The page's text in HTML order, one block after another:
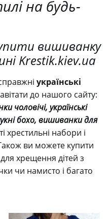
на будь-
вишиванку
Krestik.kiev.ua
українські
до нашого сайту:
чоловічі, українські
бохо, вишиванки для
хрестильні набори і
ви можете купити
хрещення дітей з
чи намисто і багато